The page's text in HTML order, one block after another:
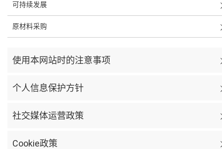
可持续发展
原材料采购
使用本网站时的注意事项
个人信息保护方针
社交媒体运营政策
Cookie政策